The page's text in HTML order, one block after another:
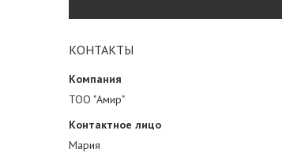
КОНТАКТЫ
ТОО "Амир"
Мария